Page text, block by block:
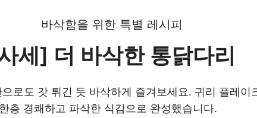
바삭함을 위한 특별 레시피
세] 더 바삭한 통닭다리
로도 갓 튀긴 듯 바삭하게 즐겨보세요. 귀리 플레이
층 경쾌하고 파삭한 식감으로 완성했습니다.